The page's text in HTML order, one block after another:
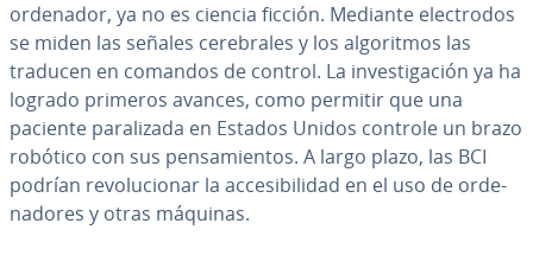
ordenador, ya no es ciencia ficción. Mediante ele­c­tro­dos
se miden las señales ce­re­bra­les y los al­go­ri­t­mos las
traducen en comandos de control. La in­ve­s­ti­ga­ción ya ha
logrado primeros avances, como permitir que una
paciente pa­ra­li­za­da en Estados Unidos controle un brazo
robótico con sus pe­n­sa­mie­n­tos. A largo plazo, las BCI
podrían re­vo­lu­cio­nar la ac­ce­si­bi­li­dad en el uso de or­de­
na­do­res y otras máquinas.